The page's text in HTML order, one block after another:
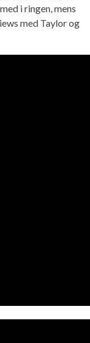
i ringen, mens
med Taylor og